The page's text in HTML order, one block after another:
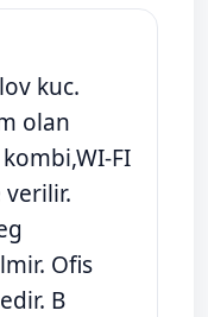
kuc.
olan
FI
Ofis
В